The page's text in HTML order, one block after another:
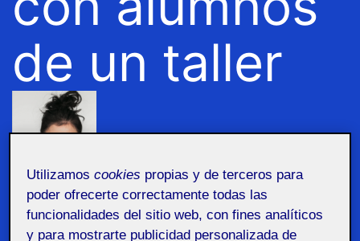
de un taller
Elena Bosch
Fotógrafa
Utilizamoscookies propias y de terceros para
poder ofrecerte correctamente todas las
funcionalidades del sitio web, con fines analíticos
y para mostrarte publicidad personalizada de